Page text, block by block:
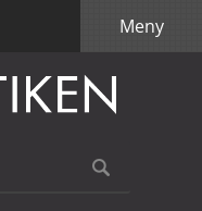
Meny